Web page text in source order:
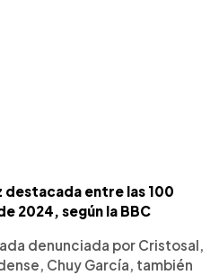
destacada entre las 100
2024, según la BBC
denunciada por Cristosal,
Chuy García, también